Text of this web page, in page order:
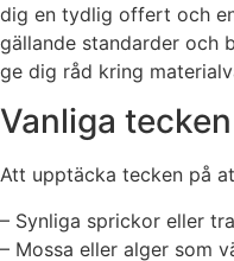
dig en tydlig offert och
gällande standarder och
ge dig råd kring
Vanliga
Att upptäcka tecken på
– Synliga sprickor eller
– Mossa eller alger som